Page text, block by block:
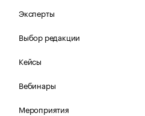
Эксперты
Выбор редакции
Кейсы
Вебинары
Мероприятия